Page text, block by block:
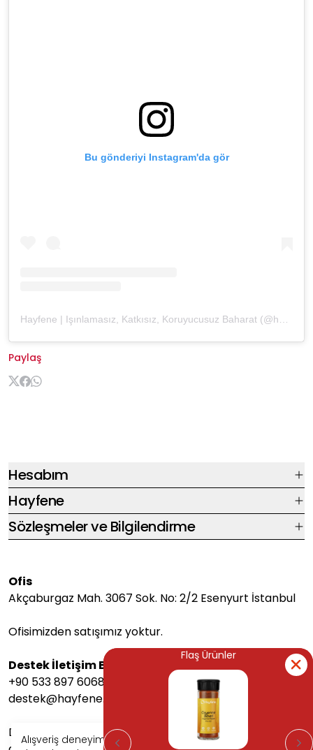
Alışveriş deneyiminizi iyileştirmek için yasal
Bu gönderiyi Instagram'da gör
Paylaş
Hesabım
Hayfene
Sözleşmeler ve Bilgilendirme
Ofis
Akçaburgaz Mah. 3067 Sok. No: 2/2 Esenyurt İstanbul
Ofisimizden satışımız yoktur.
Destek İletişim Bilgileri
+90 533 897 6068
destek@hayfene.com
Destek saatlerimiz Pazartesi-Cuma arası 08:00-17:00
Flaş Ürünler
Flaş Ürünler